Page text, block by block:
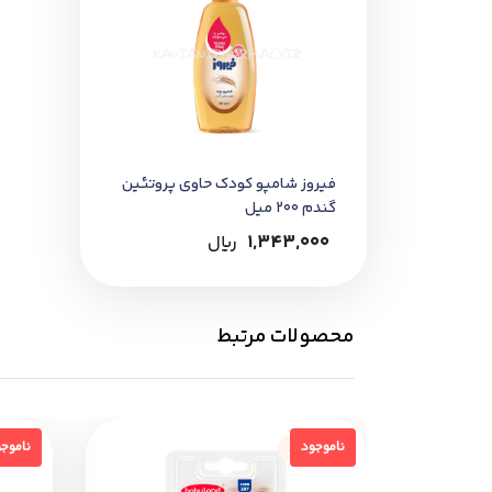
فیروز شامپو کودک حاوی پروتئین
گندم 200 میل
1,343,000 ﷼
محصولات مرتبط
ناموجود
ناموجود